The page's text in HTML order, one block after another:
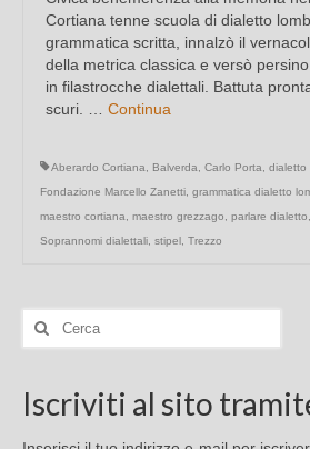
Cortiana tenne scuola di dialetto
grammatica scritta, innalzò il
della metrica classica e versò
in filastrocche dialettali. Battuta
scuri. … Continua
Aberardo Cortiana Balverda Carlo Porta dialetto
Fondazione Marcello Zanetti grammatica dialetto
maestro cortiana
maestro grezzago parlare dialetto
Soprannomi dialettali stipel Trezzo
Cerca:
Iscriviti al sito